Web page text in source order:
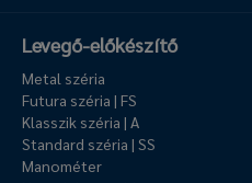
Levegő-előkészítő
Metal széria
Futura széria | FS
Klasszik széria | A
Standard széria | SS
Manométer